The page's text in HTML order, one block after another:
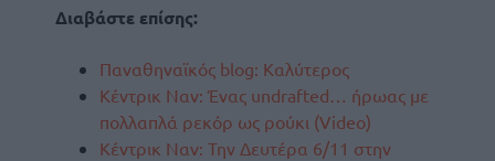
Διαβάστε επίσης:
Παναθηναϊκός blog: Καλύτερος
Κέντρικ Ναν: Ένας undrafted… ήρωας με
πολλαπλά ρεκόρ ως ρούκι (Video)
Κέντρικ Ναν: Την Δευτέρα 6/11 στην